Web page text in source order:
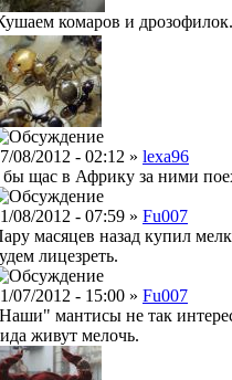
комаров и дрозофилок.
08/2012 - 02:12 » lexa96
бы щас в Африку за ними
08/2012 - 07:59 » Fu007
масяцев назад купил
лицезреть.
07/2012 - 15:00 » Fu007
мантисы не так
живут мелочь.